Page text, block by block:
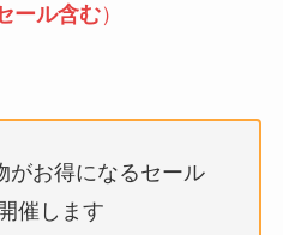
ール含む）
がお得になるセール
催します